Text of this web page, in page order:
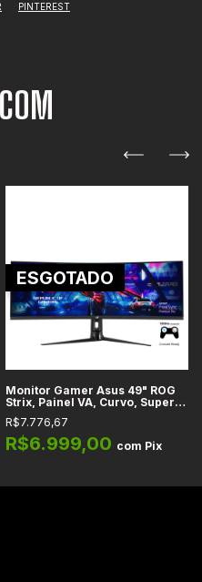
PINTEREST
ESGOTADO
Monitor Gamer Asus 49" ROG
Strix, Painel VA, Curvo, Super
Ultra-Wide, 4ms, 144Hz,
FreeSync, HDMI, USB 3.0,
DisplayPort, HDR10, sRGB -
XG49V
R$7.776,67
R$6.999,00 com Pix